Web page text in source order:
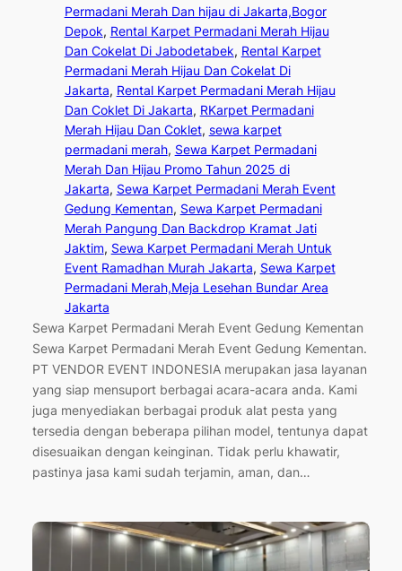
Permadani Merah Dan hijau di Jakarta,Bogor
Depok, Rental Karpet Permadani Merah Hijau
Dan Cokelat Di Jabodetabek, Rental Karpet
Permadani Merah Hijau Dan Cokelat Di
Jakarta, Rental Karpet Permadani Merah Hijau
Dan Coklet Di Jakarta, RKarpet Permadani
Merah Hijau Dan Coklet, sewa karpet
permadani merah, Sewa Karpet Permadani
Merah Dan Hijau Promo Tahun 2025 di
Jakarta, Sewa Karpet Permadani Merah Event
Gedung Kementan, Sewa Karpet Permadani
Merah Pangung Dan Backdrop Kramat Jati
Jaktim, Sewa Karpet Permadani Merah Untuk
Event Ramadhan Murah Jakarta, Sewa Karpet
Permadani Merah,Meja Lesehan Bundar Area
Jakarta
Sewa Karpet Permadani Merah Event Gedung Kementan
Sewa Karpet Permadani Merah Event Gedung Kementan.
PT VENDOR EVENT INDONESIA merupakan jasa layanan
yang siap mensuport berbagai acara-acara anda. Kami
juga menyediakan berbagai produk alat pesta yang
tersedia dengan beberapa pilihan model, tentunya dapat
disesuaikan dengan keinginan. Tidak perlu khawatir,
pastinya jasa kami sudah terjamin, aman, dan…